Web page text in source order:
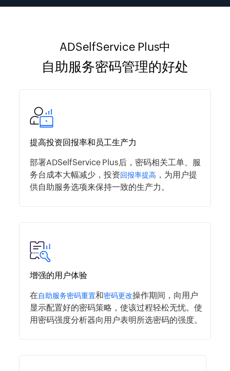
ADSelfService Plus中
提高投资回报率和员工生产力
部署ADSelfService Plus后，密码相关工单、服
务台成本大幅减少，投资回报率提高，为用户提
供自助服务选项来保持一致的生产力。